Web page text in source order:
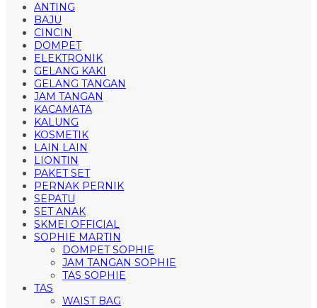
ANTING
BAJU
CINCIN
DOMPET
ELEKTRONIK
GELANG KAKI
GELANG TANGAN
JAM TANGAN
KACAMATA
KALUNG
KOSMETIK
LAIN LAIN
LIONTIN
PAKET SET
PERNAK PERNIK
SEPATU
SET ANAK
SKMEI OFFICIAL
SOPHIE MARTIN
DOMPET SOPHIE
JAM TANGAN SOPHIE
TAS SOPHIE
TAS
WAIST BAG